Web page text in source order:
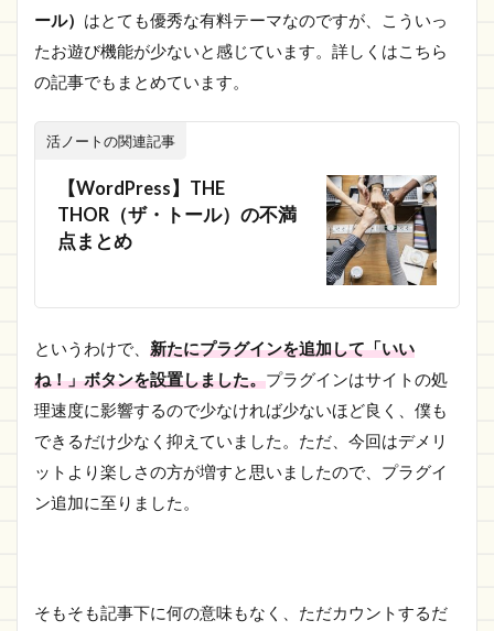
1.1.2.2
Ratings
1.1.2.3
Enable
Rich
Snippets
1.1.2.4
Rating
Value
1.1.2.6
Show
Loading
Image
With Text
Fading
ール） はとても優秀な有料テーマなのですが、こういっ
たお遊び機能が少ないと感じています。詳しくはこちら
の記事でもまとめています。
活ノートの関連記事
【WordPress】THE
THOR（ザ・トール）の不満
点まとめ
というわけで、 新たにプラグインを追加して「いい
ね！」ボタンを設置しました。プラグインはサイトの処
理速度に影響するので少なければ少ないほど良く、僕も
できるだけ少なく抑えていました。ただ、今回はデメリ
ットより楽しさの方が増すと思いましたので、プラグイ
ン追加に至りました。
そもそも記事下に何の意味もなく、ただカウントするだ